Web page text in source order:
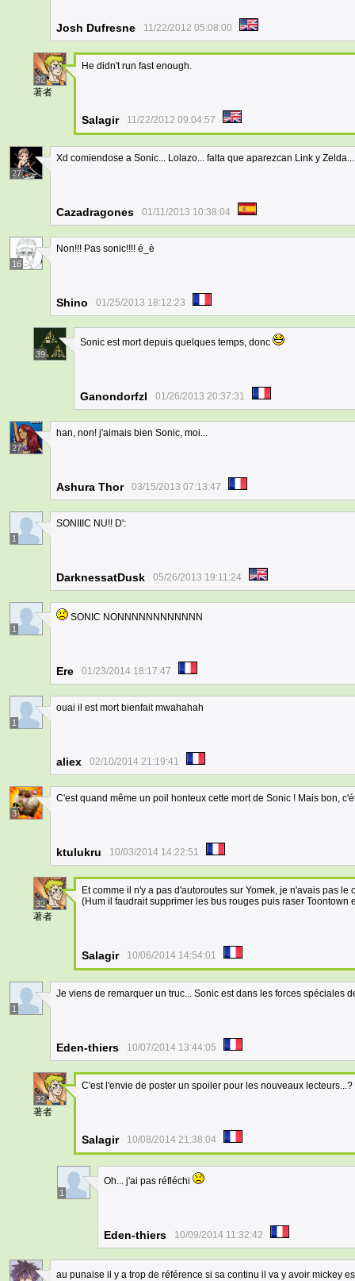
Josh Dufresne 11/22/2012 05:08:00
32
著者
He didn't run fast enough.
Salagir 11/22/2012 09:04:57
27
Xd comiendose a Sonic... Lolazo... falta que aparezcan Link y
Cazadragones 01/11/2013 10:38:04
16
Non!!! Pas sonic!!!! é_è
Shino 01/25/2013 18:12:23
39
Sonic est mort depuis quelques temps, donc
Ganondorfzl 01/26/2013 20:37:31
27
han, non! j'aimais bien Sonic, moi...
Ashura Thor 03/15/2013 07:13:47
1
SONIIIC NU!! D':
DarknessatDusk 05/26/2013 19:11:24
1
SONIC NONNNNNNNNNNNN
Ere 01/23/2014 18:17:47
1
ouai il est mort bienfait mwahahah
aliex 02/10/2014 21:19:41
3
C'est quand même un poil honteux cette mort de Sonic ! Mais bon,
ktulukru 10/03/2014 14:22:51
32
著者
Et comme il n'y a pas d'autoroutes sur Yomek, je n'avais pas le
(Hum il faudrait supprimer les bus rouges puis raser Toontown
Salagir 10/06/2014 14:54:01
1
Je viens de remarquer un truc... Sonic est dans les forces spéciales
Eden-thiers 10/07/2014 13:44:05
32
著者
C'est l'envie de poster un spoiler pour les nouveaux lecteurs...?
Salagir 10/08/2014 21:38:04
1
Oh... j'ai pas réfléchi
Eden-thiers 10/09/2014 11:32:42
au punaise il y a trop de référence si sa continu il va y avoir mickey